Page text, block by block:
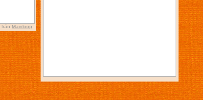
från Mainloop